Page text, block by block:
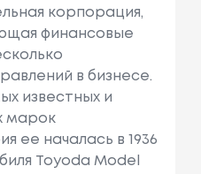
корпорация,
финансовые
в бизнесе.
известных и
марок
ее началась в 1936
Toyoda Model